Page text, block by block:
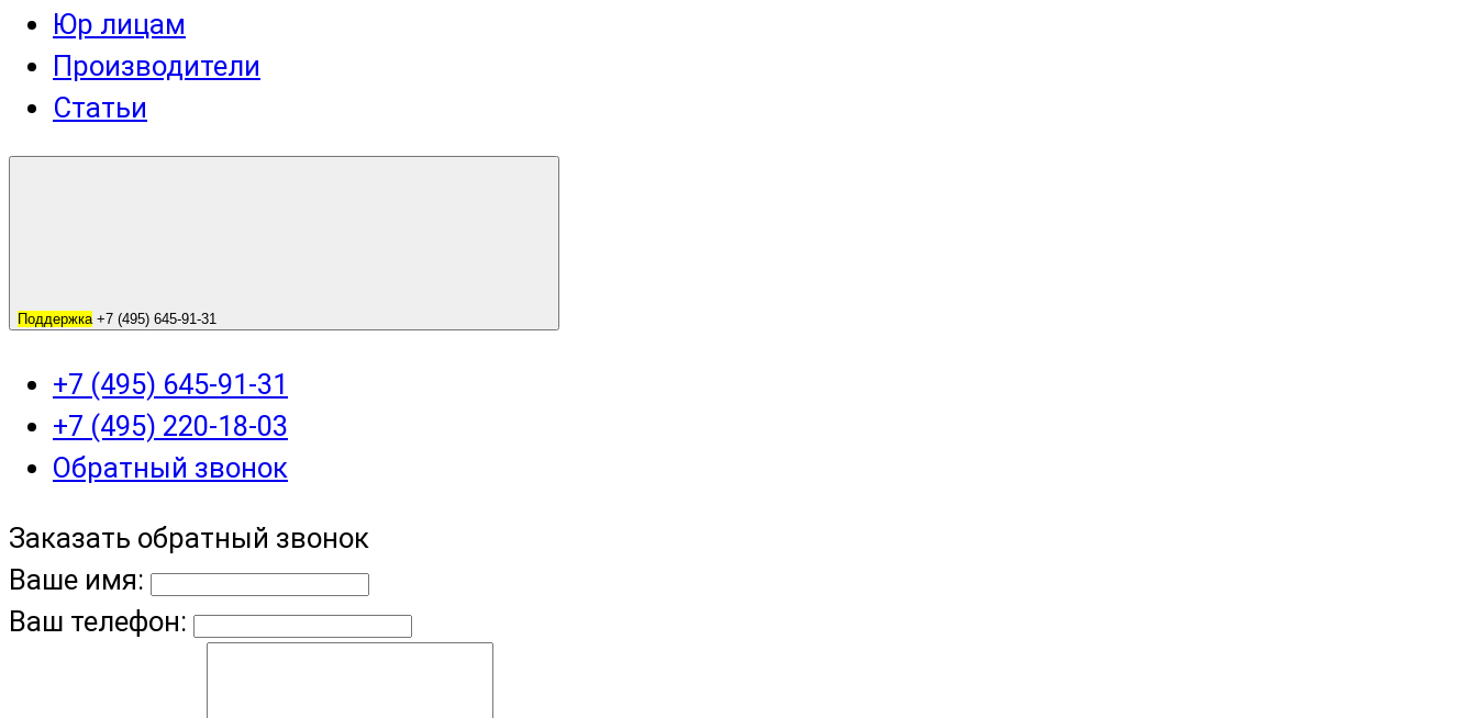
Юр лицам
Производители
Статьи
Поддержка+7 (495) 645-91-31
+7 (495) 645-91-31
+7 (495) 220-18-03
Обратный звонок
Заказать обратный звонок
Ваше имя:
Ваш телефон: